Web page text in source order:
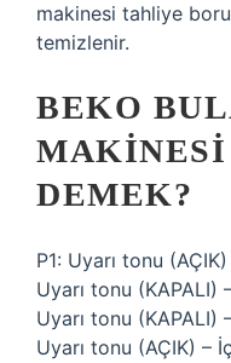
makinesi tahliye
temizlenir.
BEKO
MAKINESI
DEMEK?
P1: Uyarı tonu
Uyarı tonu (KAPALI)
Uyarı tonu (KAPALI)
Uyarı tonu (AÇIK) –